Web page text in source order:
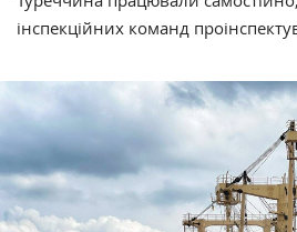
інспекційних команд